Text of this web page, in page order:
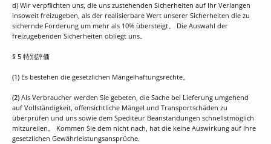
d) Wir verpflichten uns, die uns zustehenden Sicherheiten auf Ihr Verlangen
insoweit freizugeben, als der realisierbare Wert unserer Sicherheiten die zu
sichernde Forderung um mehr als 10% übersteigt。 Die Auswahl der
freizugebenden Sicherheiten obliegt uns。
§ 5 特別評価
(1) Es bestehen die gesetzlichen Mängelhaftungsrechte。
(2) Als Verbraucher werden Sie gebeten, die Sache bei Lieferung umgehend
auf Vollständigkeit, offensichtliche Mängel und Transportschäden zu
überprüfen und uns sowie dem Spediteur Beanstandungen schnellstmöglich
mitzureilen。 Kommen Sie dem nicht nach, hat die keine Auswirkung auf Ihre
gesetzlichen Gewährleistungsansprüche.